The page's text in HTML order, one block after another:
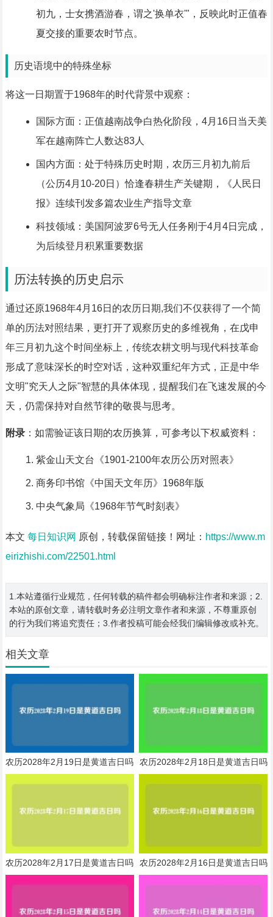
初九，士女携酒游春，谓之'换单衣'"，反映此时正值春
夏交接的重要农时节点。
历史语境中的特殊坐标
将这一日期置于1968年的时代背景中观察：
国际方面：正值越南战争白热化阶段，4月16日当天美
军在越南阵亡人数达83人
国内方面：处于特殊历史时期，农历三月初九前后
（公历4月10-20日）恰逢春耕生产关键期，《人民日
报》连续刊发多篇农业生产指导文章
科技领域：美国阿波罗6号无人任务刚于4月4日完成，
为后续登月积累重要数据
历法转换的历史启示
通过还原1968年4月16日的农历日期,我们不仅获得了一个简
单的历法对照结果，更打开了观察历史的多维视角，在戊申
年三月初九这个时间坐标上，传统农耕文明与现代科技革命
形成了意味深长的时空对话，这种双重纪年方式，正是中华
文明"究天人之际"智慧的具体体现，提醒我们在飞速发展的今
天，仍需保持对自然节律的敬畏与思考。
附录：如需验证该日期的农历换算，可参考以下权威资料：
紫金山天文台《1901-2100年农历公历对照表》
商务印书馆《中国天文年历》1968年版
中央气象局《1968年节气时刻表》
本文 每日知识网 原创，转载保留链接！网址： https://www.m
eirizhishi.com/22501.html
1.本站遵循行业规范，任何转载的稿件都会明确标注作者和来源；2.
本站的原创文章，请转载时务必注明文章作者和来源，不尊重原创
的行为我们将追究责任；3.作者投稿可能会经我们编辑修改或补充。
相关文章
农历2028年2月19日是黄道吉日吗 农历2028年2月18日是黄道吉日吗
农历2028年2月17日是黄道吉日吗 农历2028年2月16日是黄道吉日吗